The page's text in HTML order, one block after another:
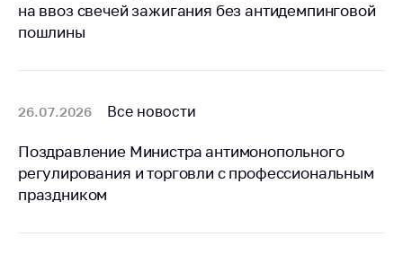
на ввоз свечей зажигания без антидемпинговой
пошлины
26.07.2026 Все новости
Поздравление Министра антимонопольного
регулирования и торговли с профессиональным
праздником